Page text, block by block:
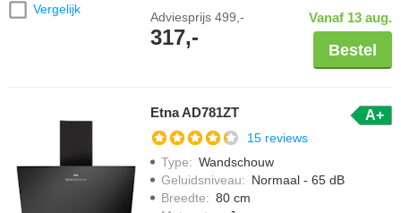
Vergelijk
Adviesprijs 499,-
317,-
Vanaf 13 aug.
Bestel
Etna AD781ZT A+
15 reviews
Type: Wandschouw
Geluidsniveau: Normaal - 65 dB
Breedte: 80 cm